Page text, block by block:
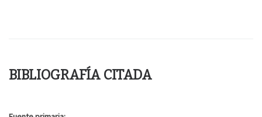
BIBLIOGRAFÍA CITADA